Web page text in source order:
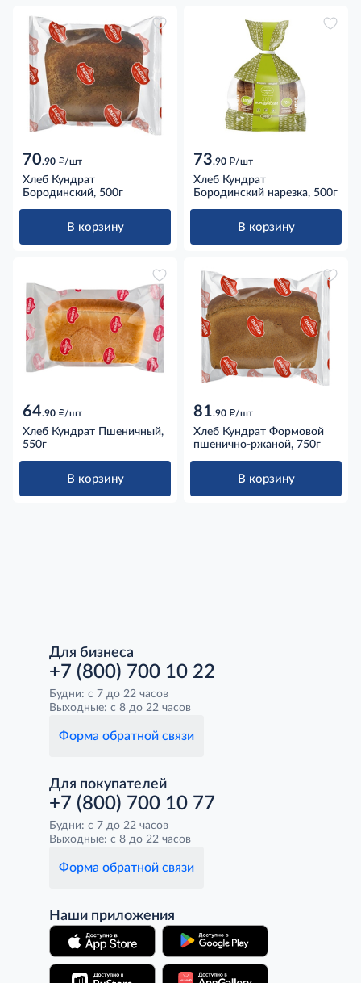
70.90 д/шт
Хлеб Кундрат
Бородинский, 500г
В корзину
73.90 д/шт
Хлеб Кундрат
Бородинский нарезка, 500г
В корзину
64.90 д/шт
Хлеб Кундрат Пшеничный,
550г
В корзину
81.90 д/шт
Хлеб Кундрат Формовой
пшенично-ржаной, 750г
В корзину
Для бизнеса
+7 (800) 700 10 22
Будни: с 7 до 22 часов
Выходные: с 8 до 22 часов
Форма обратной связи
Для покупателей
+7 (800) 700 10 77
Будни: с 7 до 22 часов
Выходные: с 8 до 22 часов
Форма обратной связи
Наши приложения